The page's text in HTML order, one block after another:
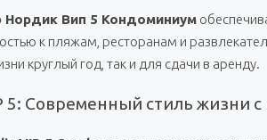
Нордик Вип 5 Кондоминиум
к пляжам, ресторанам и
круглый год, так и для сдачи в аренду.
5: Современный стиль жизни